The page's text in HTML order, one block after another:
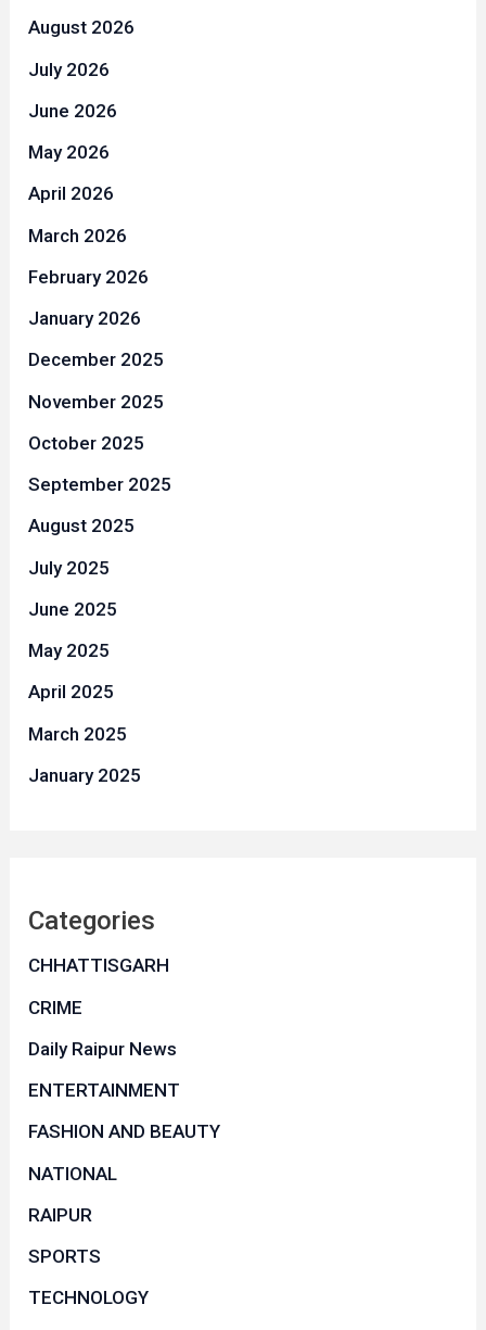
August 2026
July 2026
June 2026
May 2026
April 2026
March 2026
February 2026
January 2026
December 2025
November 2025
October 2025
September 2025
August 2025
July 2025
June 2025
May 2025
April 2025
March 2025
January 2025
Categories
CHHATTISGARH
CRIME
Daily Raipur News
ENTERTAINMENT
FASHION AND BEAUTY
NATIONAL
RAIPUR
SPORTS
TECHNOLOGY